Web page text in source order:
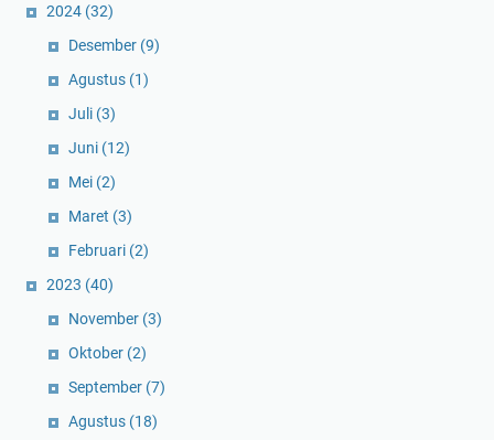
2024 (32)
Desember (9)
Agustus (1)
Juli (3)
Juni (12)
Mei (2)
Maret (3)
Februari (2)
2023 (40)
November (3)
Oktober (2)
September (7)
Agustus (18)